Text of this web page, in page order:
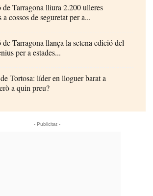
Tarragona lliura 2.200 ulleres
cossos de seguretat per a...
Tarragona llança la setena edició del
per a estades...
Tortosa: líder en lloguer barat a
a quin preu?
- Publicitat -